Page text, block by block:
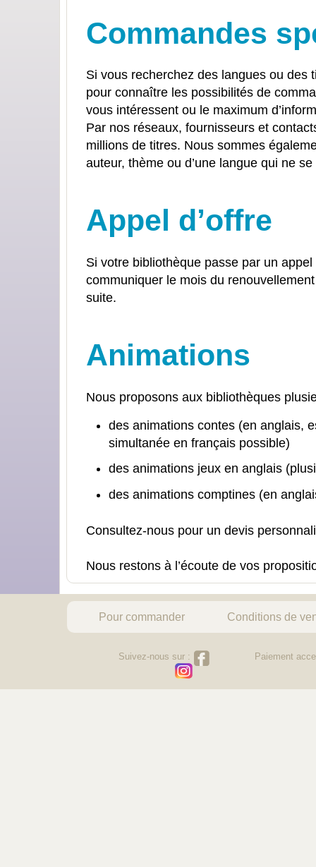
Commandes
Si vous recherchez des langues ou des
pour connaître les possibilités de
vous intéressent ou le maximum
Par nos réseaux, fournisseurs et
millions de titres. Nous sommes
auteur, thème ou d’une langue qui ne
Appel d’offre
Si votre bibliothèque passe par un
communiquer le mois du
suite.
Animations
Nous proposons aux bibliothèques
des animations contes (en anglais,
simultanée en français possible)
des animations jeux en anglais
des animations comptines (en
Consultez-nous pour un devis
Nous restons à l’écoute de vos
Pour commander Conditions de
Suivez-nous sur : Paiement